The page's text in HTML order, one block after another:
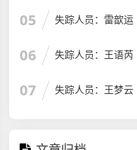
05 失踪人员：雷歆运
06 失踪人员：王语芮
07 失踪人员：王梦云